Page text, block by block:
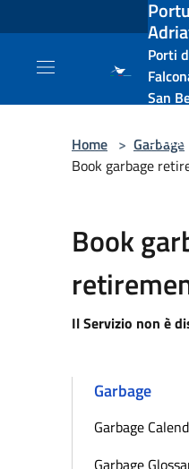
Salta al contenuto principale
Porti
San
e Vasto
Home > Garbage
Book garbage
Book
Il Servizio non è
Garbage
Garbage
Garbage